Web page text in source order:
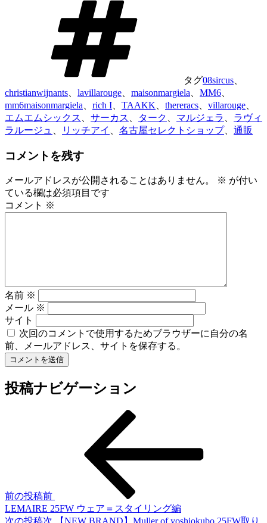
タグ08sircus
christianwijnants
lavillarouge maisonmargiela MM6
mm6maisonmargiela
rich I TAAKK thereracs villarouge
エムエムシックス
サーカス ターク マルジェラ
ラヴィ
ラルージュ
リッチアイ 名古屋セレクトショップ、 通販
コメントを残す
メールアドレスが公開されることはありません。 ※ が付い
ている欄は必須項目です
コメント ※
名前 ※
メール ※
サイト
次回のコメントで使用するためブラウザーに自分の名
前、メールアドレス、サイトを保存する。
投稿ナビゲーション
前の投稿前
LEMAIRE 25FW ウェア＝スタイリング編